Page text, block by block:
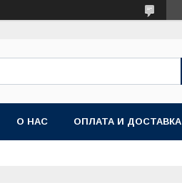
О НАС ОПЛАТА И ДОСТАВКА